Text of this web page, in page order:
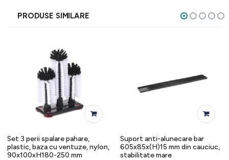
PRODUSE SIMILARE
Set 3 perii spalare pahare,
plastic, baza cu ventuze, nylon,
90x100xH180-250 mm
Suport anti-alunecare bar
605x85x(H)15 mm din cauciuc,
stabilitate mare